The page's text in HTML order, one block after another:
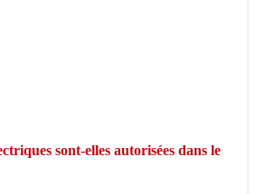
sont-elles autorisées dans le